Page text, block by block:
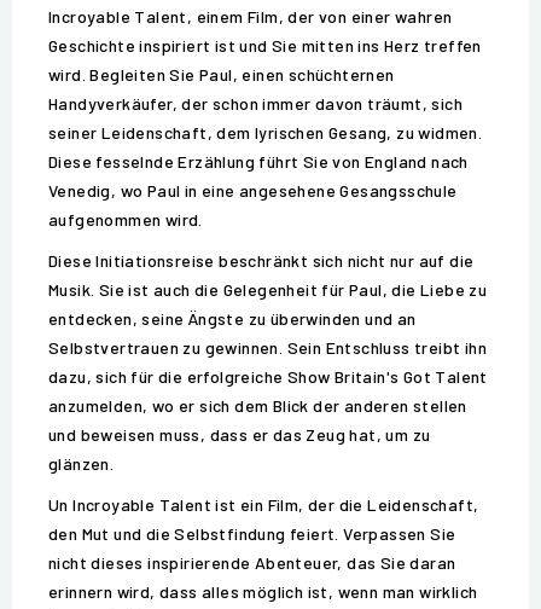
Incroyable Talent, einem Film, der von einer wahren
Geschichte inspiriert ist und Sie mitten ins Herz treffen
wird. Begleiten Sie Paul, einen schüchternen
Handyverkäufer, der schon immer davon träumt, sich
seiner Leidenschaft, dem lyrischen Gesang, zu widmen.
Diese fesselnde Erzählung führt Sie von England nach
Venedig, wo Paul in eine angesehene Gesangsschule
aufgenommen wird.
Diese Initiationsreise beschränkt sich nicht nur auf die
Musik. Sie ist auch die Gelegenheit für Paul, die Liebe zu
entdecken, seine Ängste zu überwinden und an
Selbstvertrauen zu gewinnen. Sein Entschluss treibt ihn
dazu, sich für die erfolgreiche Show Britain's Got Talent
anzumelden, wo er sich dem Blick der anderen stellen
und beweisen muss, dass er das Zeug hat, um zu
glänzen.
Un Incroyable Talent ist ein Film, der die Leidenschaft,
den Mut und die Selbstfindung feiert. Verpassen Sie
nicht dieses inspirierende Abenteuer, das Sie daran
erinnern wird, dass alles möglich ist, wenn man wirklich